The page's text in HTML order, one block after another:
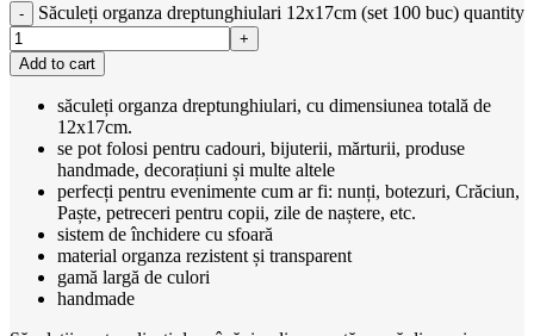
Săculeți organza dreptunghiulari 12x17cm (set 100 buc) quantity
Add to cart
săculeți organza dreptunghiulari, cu dimensiunea totală de
12x17cm.
se pot folosi pentru cadouri, bijuterii, mărturii, produse
handmade, decorațiuni și multe altele
perfecți pentru evenimente cum ar fi: nunți, botezuri, Crăciun,
Paște, petreceri pentru copii, zile de naștere, etc.
sistem de închidere cu sfoară
material organza rezistent și transparent
gamă largă de culori
handmade